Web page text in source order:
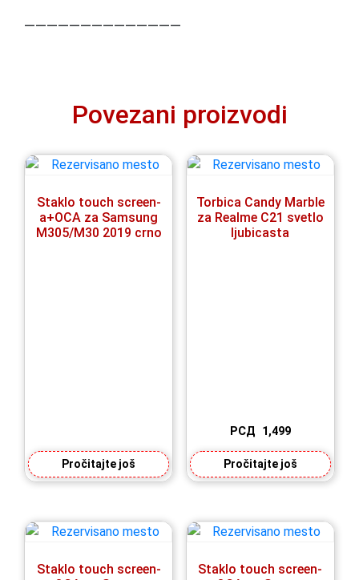
——————————————
Povezani proizvodi
Staklo touch screen-
a+OCA za Samsung
M305/M30 2019 crno
Pročitajte još
Torbica Candy Marble
za Realme C21 svetlo
ljubicasta
РСД 1,499
Pročitajte još
Staklo touch screen-
Staklo touch screen-